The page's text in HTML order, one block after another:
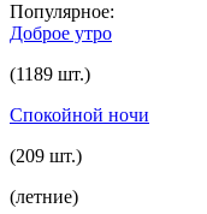
Популярное:
Доброе утро
(1189 шт.)
Спокойной ночи
(209 шт.)
(летние)